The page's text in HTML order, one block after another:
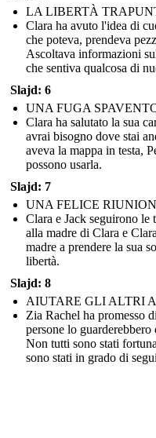
LA LIBERTÀ
Clara ha avuto l'idea di
che poteva, prendeva
Ascoltava informazioni
che sentiva qualcosa di
Slajd: 6
UNA FUGA
Clara ha salutato la sua
avrai bisogno dove stai
aveva la mappa in testa,
possono usarla.
Slajd: 7
UNA FELICE
Clara e Jack seguirono le
alla madre di Clara e
madre a prendere la sua
libertà.
Slajd: 8
AIUTARE GLI ALTRI
Zia Rachel ha promesso
persone lo
Non tutti sono stati
sono stati in grado di